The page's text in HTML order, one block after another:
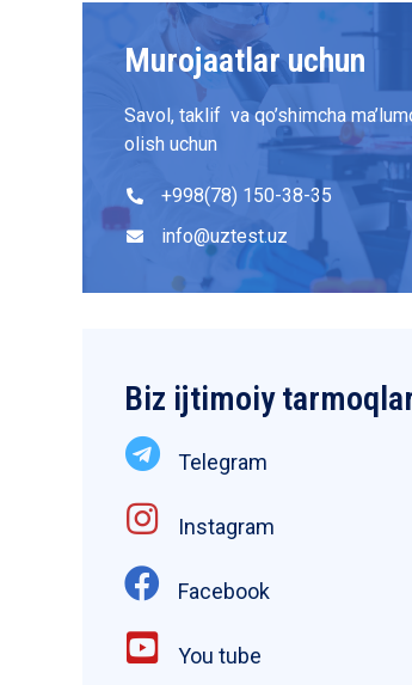
Murojaatlar uchun
Savol, taklif va qo’shimcha
olish uchun
+998(78) 150-38-35
info@uztest.uz
Biz ijtimoiy
Telegram
Instagram
Facebook
You tube